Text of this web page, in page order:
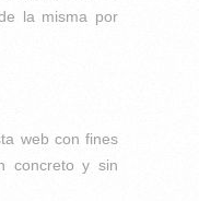
la misma por
web con fines
concreto y sin